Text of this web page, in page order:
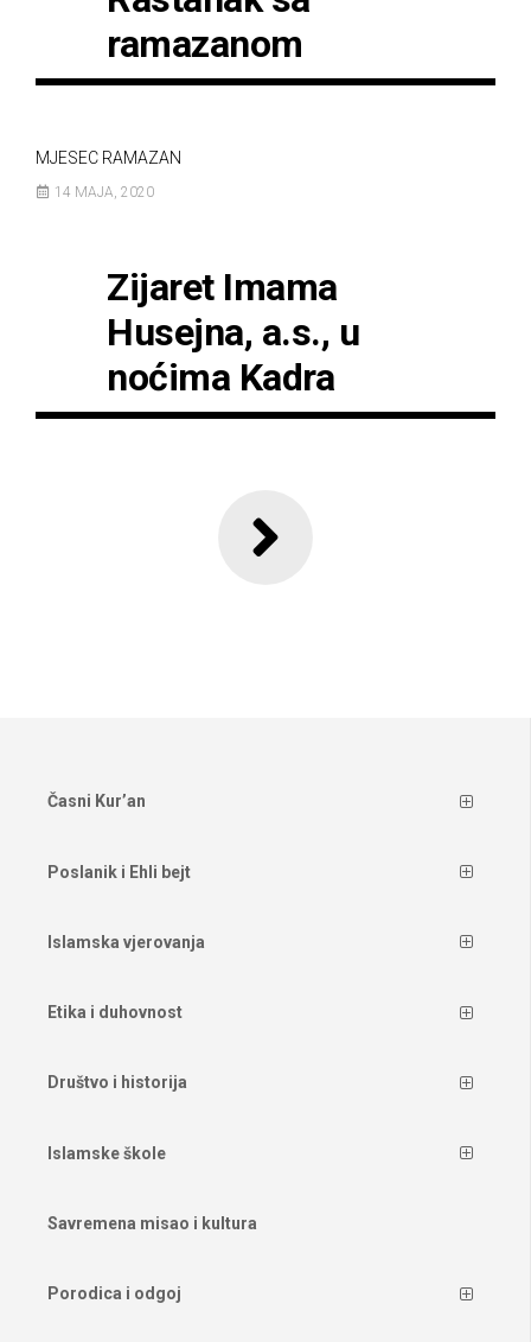
ramazanom
MJESEC RAMAZAN
14 MAJA, 2020
Zijaret Imama
Husejna, a.s., u
noćima Kadra
Časni Kur’an
Poslanik i Ehli bejt
Islamska vjerovanja
Etika i duhovnost
Društvo i historija
Islamske škole
Savremena misao i kultura
Porodica i odgoj